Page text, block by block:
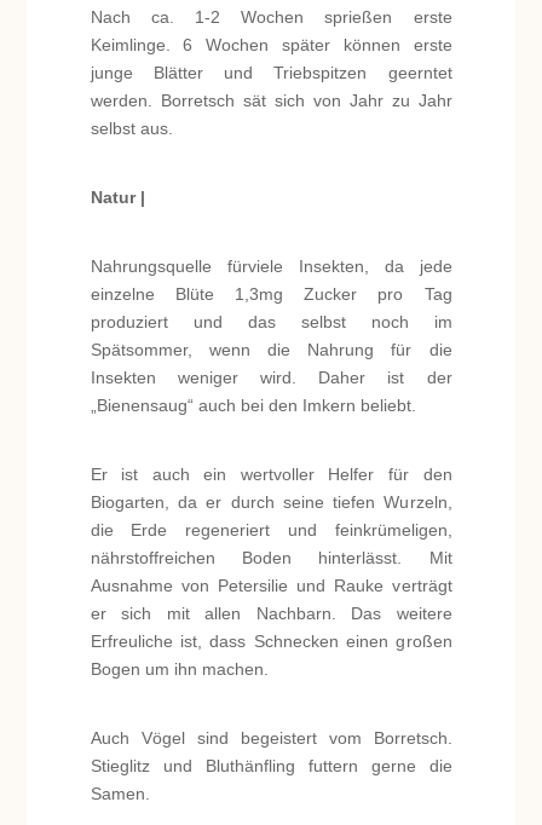
Nach ca. 1-2 Wochen sprießen erste
Keimlinge. 6 Wochen später können erste
junge Blätter und Triebspitzen geerntet
werden. Borretsch sät sich von Jahr zu Jahr
selbst aus.
Natur |
Nahrungsquelle fürviele Insekten, da jede
einzelne Blüte 1,3mg Zucker pro Tag
produziert und das selbst noch im
Spätsommer, wenn die Nahrung für die
Insekten weniger wird. Daher ist der
„Bienensaug“ auch bei den Imkern beliebt.
Er ist auch ein wertvoller Helfer für den
Biogarten, da er durch seine tiefen Wurzeln,
die Erde regeneriert und feinkrümeligen,
nährstoffreichen Boden hinterlässt. Mit
Ausnahme von Petersilie und Rauke verträgt
er sich mit allen Nachbarn. Das weitere
Erfreuliche ist, dass Schnecken einen großen
Bogen um ihn machen.
Auch Vögel sind begeistert vom Borretsch.
Stieglitz und Bluthänfling futtern gerne die
Samen.